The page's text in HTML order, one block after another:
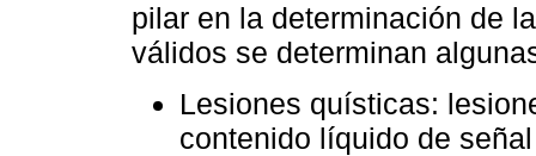
pilar en la determinación de
válidos se determinan
Lesiones quísticas:
contenido líquido de